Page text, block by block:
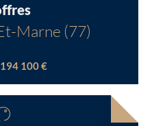
Marne (77)
100 €